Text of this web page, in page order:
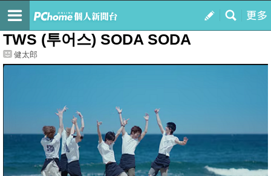
我的
最新文章
TWS (투어스) SODA SODA
健太郎